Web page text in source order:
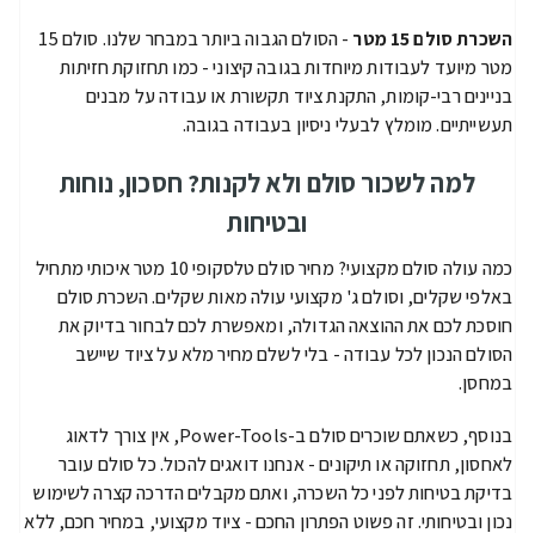
השכרת סולם 15 מטר
- הסולם הגבוה ביותר במבחר שלנו. סולם 15
מטר מיועד לעבודות מיוחדות בגובה קיצוני - כמו תחזוקת חזיתות
בניינים רבי-קומות, התקנת ציוד תקשורת או עבודה על מבנים
תעשייתיים. מומלץ לבעלי ניסיון בעבודה בגובה.
למה לשכור סולם ולא לקנות? חסכון, נוחות
ובטיחות
כמה עולה סולם מקצועי? מחיר סולם טלסקופי 10 מטר איכותי מתחיל
באלפי שקלים, וסולם ג' מקצועי עולה מאות שקלים. השכרת סולם
חוסכת לכם את ההוצאה הגדולה, ומאפשרת לכם לבחור בדיוק את
הסולם הנכון לכל עבודה - בלי לשלם מחיר מלא על ציוד שיישב
במחסן.
בנוסף, כשאתם שוכרים סולם ב-Power-Tools, אין צורך לדאוג
לאחסון, תחזוקה או תיקונים - אנחנו דואגים להכול. כל סולם עובר
בדיקת בטיחות לפני כל השכרה, ואתם מקבלים הדרכה קצרה לשימוש
נכון ובטיחותי. זה פשוט הפתרון החכם - ציוד מקצועי, במחיר חכם, ללא